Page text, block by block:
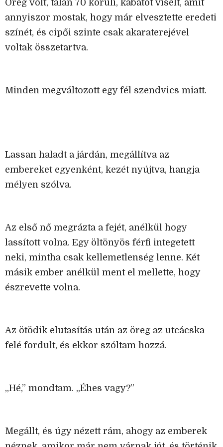
Öreg volt, talán 70 körüli, kabátot viselt, amit
annyiszor mostak, hogy már elvesztette eredeti
színét, és cipői szinte csak akaraterejével
voltak összetartva.
Minden megváltozott egy fél szendvics miatt.
Lassan haladt a járdán, megállítva az
embereket egyenként, kezét nyújtva, hangja
mélyen szólva.
Az első nő megrázta a fejét, anélkül hogy
lassított volna. Egy öltönyös férfi integetett
neki, mintha csak kellemetlenség lenne. Két
másik ember anélkül ment el mellette, hogy
észrevette volna.
Az ötödik elutasítás után az öreg az utcácska
felé fordult, és ekkor szóltam hozzá.
„Hé,” mondtam. „Éhes vagy?”
Megállt, és úgy nézett rám, ahogy az emberek